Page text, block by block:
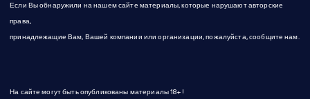
Если Вы обнаружили на нашем сайте материалы, которые нарушают авторские
права,
принадлежащие Вам, Вашей компании или организации, пожалуйста, сообщите нам.
На сайте могут быть опубликованы материалы 18+!